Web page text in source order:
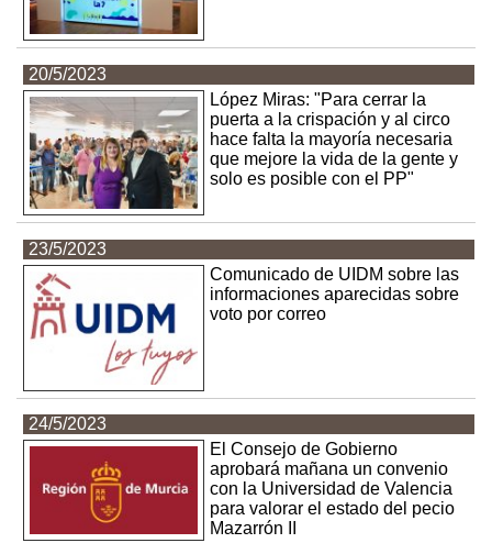
20/5/2023
López Miras: "Para cerrar la
puerta a la crispación y al circo
hace falta la mayoría necesaria
que mejore la vida de la gente y
solo es posible con el PP"
23/5/2023
Comunicado de UIDM sobre las
informaciones aparecidas sobre
voto por correo
24/5/2023
El Consejo de Gobierno
aprobará mañana un convenio
con la Universidad de Valencia
para valorar el estado del pecio
Mazarrón II